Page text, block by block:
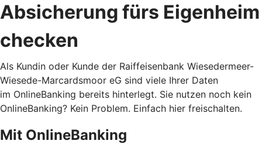
Absicherung fürs Eigenheim
checken
Als Kundin oder Kunde der Raiffeisenbank Wiesedermeer-
Wiesede-Marcardsmoor eG sind viele Ihrer Daten
im OnlineBanking bereits hinterlegt. Sie nutzen noch kein
OnlineBanking? Kein Problem. Einfach hier freischalten.
Mit OnlineBanking